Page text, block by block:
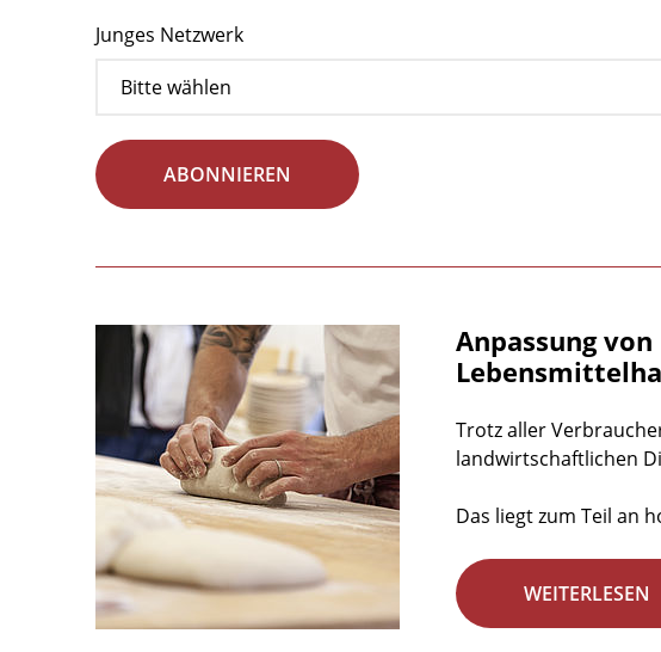
Junges Netzwerk
ABONNIEREN
Anpassung
Trotz aller
landwirtschaftlichen
Das liegt zum Teil an
WEITERLESEN